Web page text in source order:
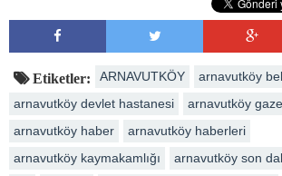
Etiketler: ARNAVUTKÖY
arnavutköy
arnavutköy devlet hastanesi
arnavutköy
arnavutköy haber
arnavutköy haberleri
arnavutköy kaymakamlığı
arnavutköy son